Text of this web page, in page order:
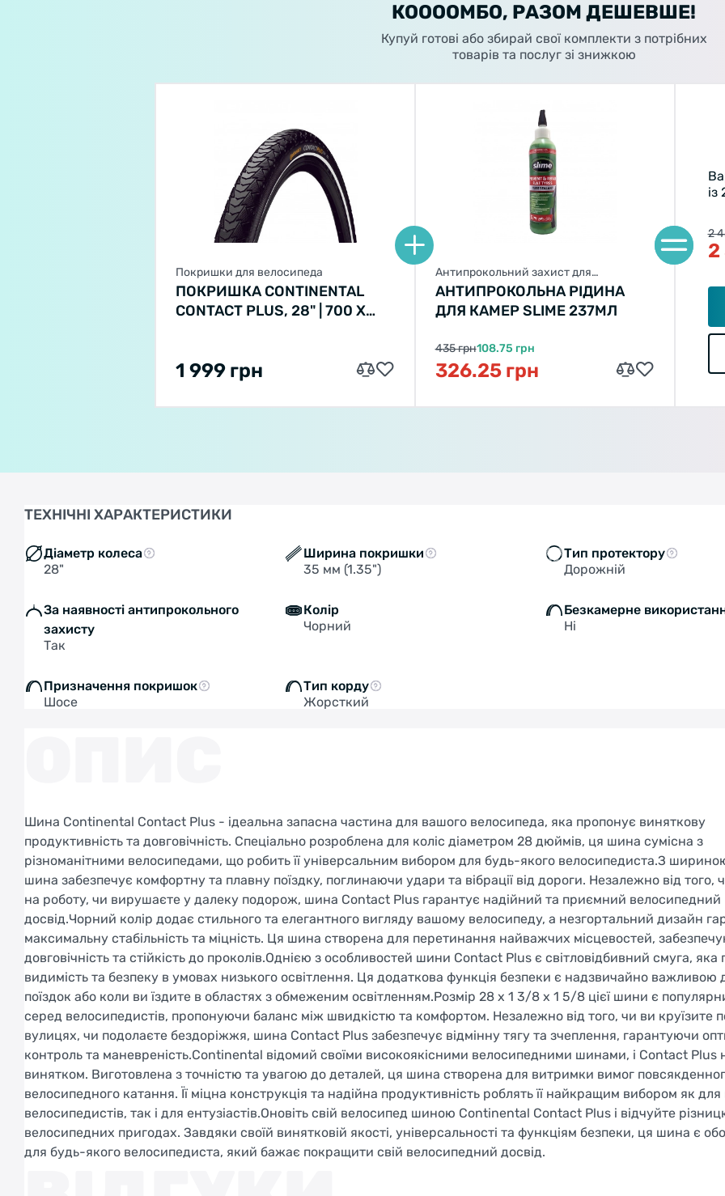
КООООМБО, РАЗОМ ДЕШЕВШЕ!
Купуй готові або збирай свої комплекти з потрібних
товарів та послуг зі знижкою
Покришки для велосипеда
ПОКРИШКА CONTINENTAL
CONTACT PLUS, 28" | 700 X
СВІТЛОВІДБИВНА
1 999 грн
Антипрокольний захист для
велосипеда
АНТИПРОКОЛЬНА РІДИНА
ДЛЯ КАМЕР SLIME 237МЛ
435 грн108.75 грн
326.25 грн
із
2
2
ТЕХНІЧНІ ХАРАКТЕРИСТИКИ
Діаметр колеса
28"
Ширина покришки
35 мм (1.35")
Тип протектору
Дорожній
За наявності антипрокольного
захисту
Так
Колір
Чорний
Безкамерне
Ні
Призначення покришок
Шосе
Тип корду
Жорсткий
Шина Continental Contact Plus - ідеальна запасна частина для вашого велосипеда, яка пропонує виняткову
продуктивність та довговічність. Спеціально розроблена для коліс діаметром 28 дюймів, ця шина сумісна з
різноманітними велосипедами, що робить її універсальним вибором для будь-якого велосипедиста.З
шина забезпечує комфортну та плавну поїздку, поглинаючи удари та вібрації від дороги. Незалежно від того,
на роботу, чи вирушаєте у далеку подорож, шина Contact Plus гарантує надійний та приємний велосипедний
досвід.Чорний колір додає стильного та елегантного вигляду вашому велосипеду, а незгортальний дизайн
максимальну стабільність та міцність. Ця шина створена для перетинання найважчих місцевостей,
довговічність та стійкість до проколів.Однією з особливостей шини Contact Plus є світловідбивний смуга,
видимість та безпеку в умовах низького освітлення. Ця додаткова функція безпеки є надзвичайно важливою
поїздок або коли ви їздите в областях з обмеженим освітленням.Розмір 28 x 1 3/8 x 1 5/8 цієї шини є
серед велосипедистів, пропонуючи баланс між швидкістю та комфортом. Незалежно від того, чи ви круїзите
вулицях, чи подолаєте бездоріжжя, шина Contact Plus забезпечує відмінну тягу та зчеплення, гарантуючи
контроль та маневреність.Continental відомий своїми високоякісними велосипедними шинами, і Contact Plus
винятком. Виготовлена з точністю та увагою до деталей, ця шина створена для витримки вимог
велосипедного катання. Її міцна конструкція та надійна продуктивність роблять її найкращим вибором як
велосипедистів, так і для ентузіастів.Оновіть свій велосипед шиною Continental Contact Plus і відчуйте
велосипедних пригодах. Завдяки своїй винятковій якості, універсальності та функціям безпеки, ця шина є
для будь-якого велосипедиста, який бажає покращити свій велосипедний досвід.